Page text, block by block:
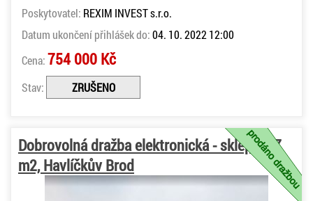
Poskytovatel: REXIM INVEST s.r.o.
Datum ukončení přihlášek do:04. 10. 2022 12:00
Cena:754 000 Kč
Stav: ZRUŠENO
Dobrovolná dražba elektronická - sklep 2,67
m2, Havlíčkův Brod